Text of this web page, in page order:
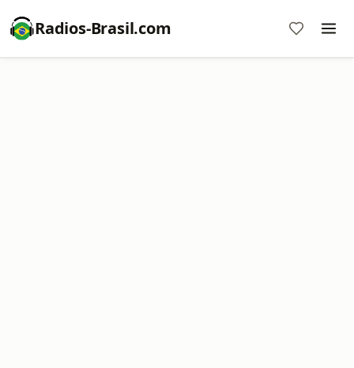
Radios-Brasil.com